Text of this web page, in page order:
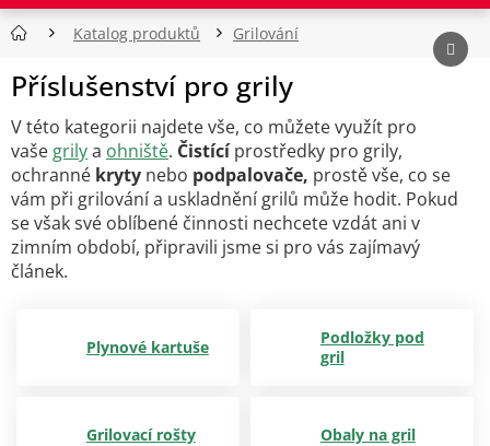
Katalog produktů Grilování
Příslušenství pro grily
V této kategorii najdete vše, co můžete využít pro
vaše grilya ohniště. Čistícíprostředky pro grily,
ochranné kryty nebo podpalovače, prostě vše, co se
vám při grilování a uskladnění grilů může hodit. Pokud
se však své oblíbené činnosti nechcete vzdát ani v
zimním období, připravili jsme si pro vás zajímavý
článek.
Plynové kartuše
Podložky pod
gril
Grilovací rošty Obaly na gril